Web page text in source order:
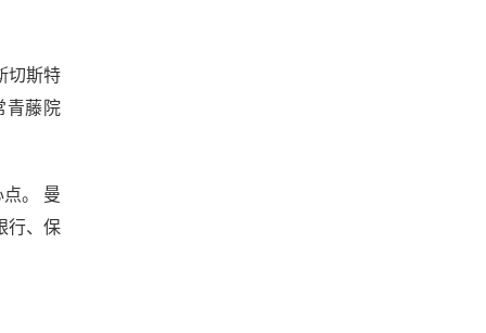
切斯特
青藤院
。 曼
行、保